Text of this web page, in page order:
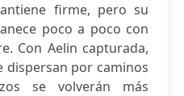
firme, pero su
poco a poco con
Con Aelin capturada,
dispersan por caminos
se volverán más